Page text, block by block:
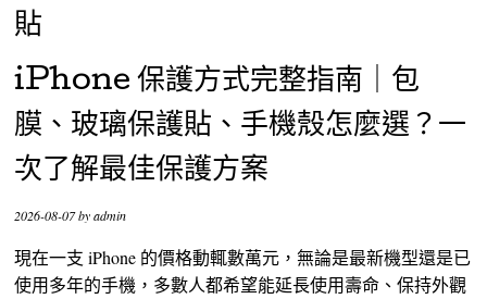
貼
iPhone 保護方式完整指南｜包
膜、玻璃保護貼、手機殼怎麼選？一
次了解最佳保護方案
2026-08-07byadmin
現在一支 iPhone 的價格動輒數萬元，無論是最新機型還是已
使用多年的手機，多數人都希望能延長使用壽命、保持外觀